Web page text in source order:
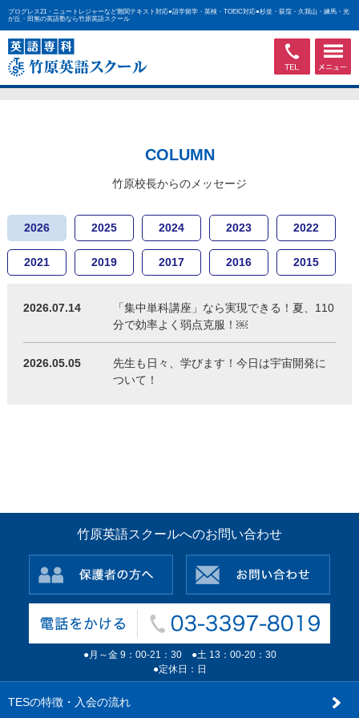
プログレス21・ニュートレジャーなど難関テキスト対応●語学留学・英検・TOEIC対応●杉並・荻窪・久我山・練馬・光
が丘・田無の英語塾なら竹原英語スクール
COLUMN
竹原校長からのメッセージ
2026 2025 2024 2023 2022
2021 2019 2017 2016 2015
2026.07.14
「集中単科講座」なら実現できる！夏、110
分で効率よく弱点克服！￼
2026.05.05
先生も日々、学びます！今日は宇宙開発に
ついて！
TESの特徴・入会の流れ
竹原英語スクールへのお問い合わせ
●月～金 9：00-21：30 ●土 13：00-20：30
●定休日：日